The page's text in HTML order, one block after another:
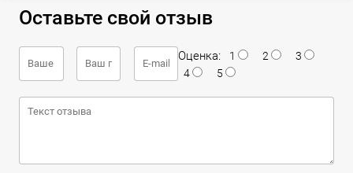
Оставьте свой отзыв
Оценка: 1 2
3
4
5